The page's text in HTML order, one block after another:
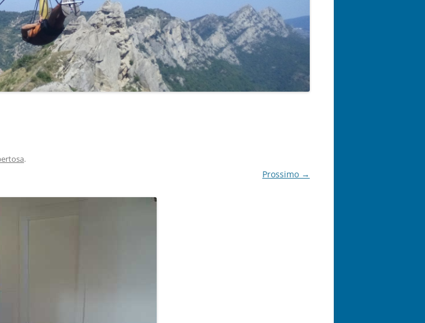
.
Prossimo →